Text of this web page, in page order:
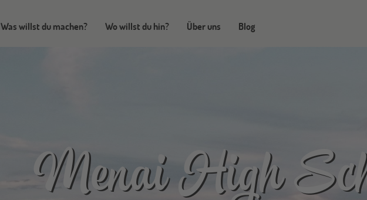
Was willst du machen? Wo willst du hin? Über uns Blog
Menai High